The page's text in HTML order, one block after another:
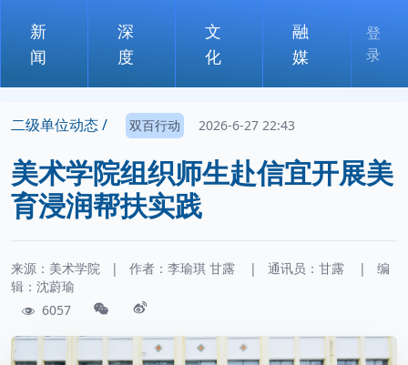
新
闻
深
度
文
化
融
媒
登
录
二级单位动态 / 双百行动 2026-6-27 22:43
美术学院组织师生赴信宜开展美
育浸润帮扶实践
来源：美术学院 | 作者： 李瑜琪 甘露 | 通讯员： 甘露 |
编
辑：沈蔚瑜
6057